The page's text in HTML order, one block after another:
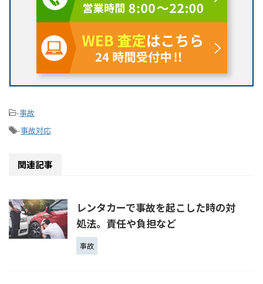
-事故
-事故対応
関連記事
レンタカーで事故を起こした時の対
処法。責任や負担など
事故